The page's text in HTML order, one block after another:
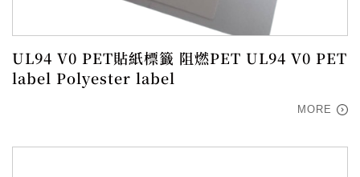
UL94 V0 PET貼紙標籤 阻燃PET UL94 V0 PET
label Polyester label
MORE